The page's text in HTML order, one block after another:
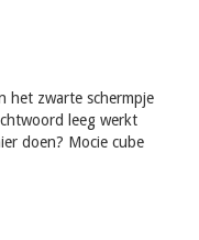
het zwarte schermpje
leeg werkt
doen? Mocie cube